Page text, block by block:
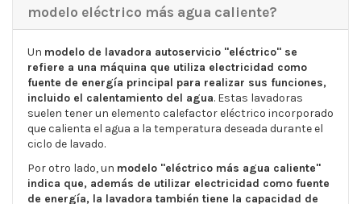
modelo eléctrico más agua caliente?
Un modelo de lavadora autoservicio "eléctrico" se
refiere a una máquina que utiliza electricidad como
fuente de energía principal para realizar sus funciones,
incluido el calentamiento del agua. Estas lavadoras
suelen tener un elemento calefactor eléctrico incorporado
que calienta el agua a la temperatura deseada durante el
ciclo de lavado.
Por otro lado, un modelo "eléctrico más agua caliente"
indica que, además de utilizar electricidad como fuente
de energía, la lavadora también tiene la capacidad de